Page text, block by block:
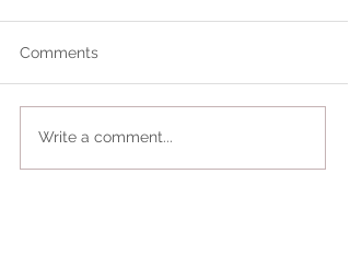
Comments
Write a comment...